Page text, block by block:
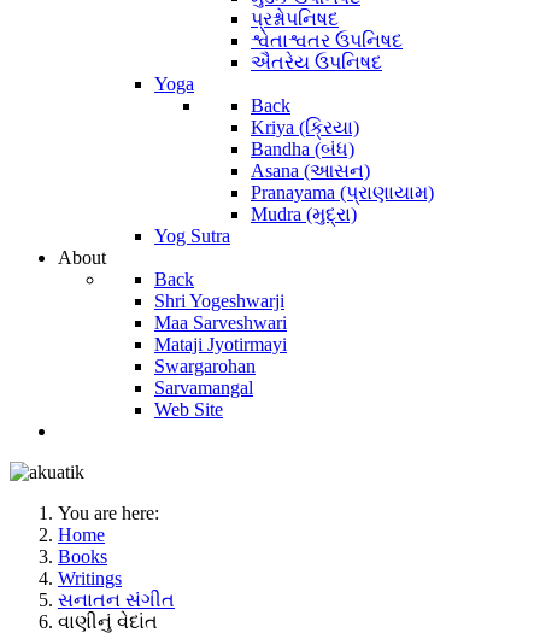
પ્રશ્નોપનિષદ
શ્વેતાશ્વતર ઉપનિષદ
ઐતરેય ઉપનિષદ
Yoga
Back
Kriya (ક્રિયા)
Bandha (બંધ)
Asana (આસન)
Pranayama (પ્રાણાયામ)
Mudra (મુદ્રા)
Yog Sutra
About
Back
Shri Yogeshwarji
Maa Sarveshwari
Mataji Jyotirmayi
Swargarohan
Sarvamangal
Web Site
You are here:
Home
Books
Writings
સનાતન સંગીત
વાણીનું વેદાંત